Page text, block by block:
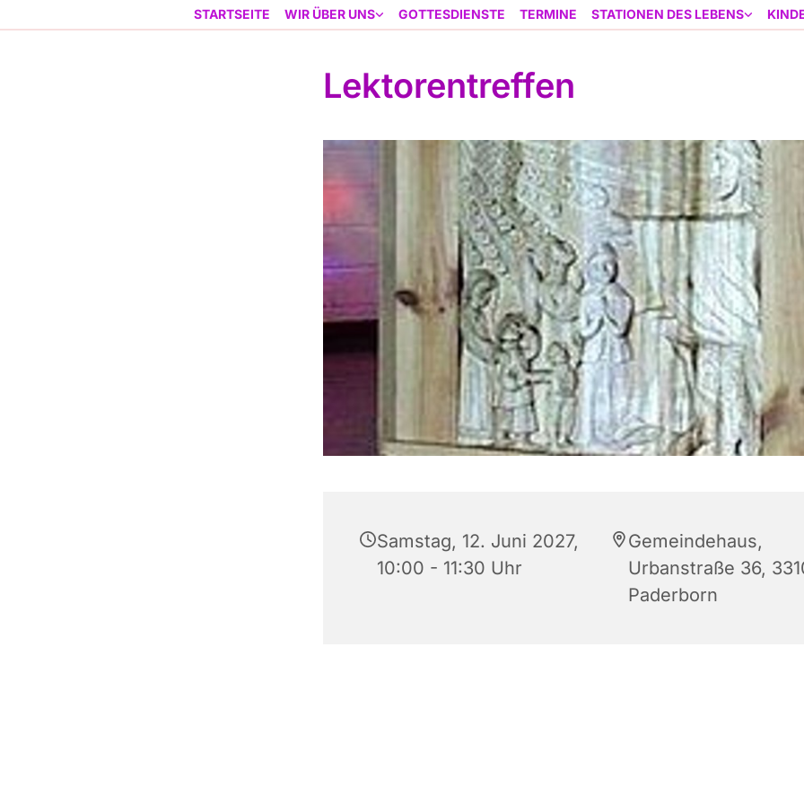
STARTSEITE WIR ÜBER UNS GOTTESDIENSTE TERMINE STATIONEN DES LEBENS
Lektorentreffen
Samstag, 12. Juni 2027,
10:00 - 11:30 Uhr
Gemeindehaus,
Urbanstraße 36,
Paderborn